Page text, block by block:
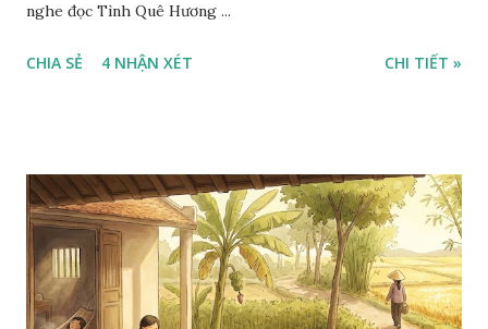
nghe đọc Tình Quê Hương ...
CHIA SẺ 4 NHẬN XÉT CHI TIẾT »